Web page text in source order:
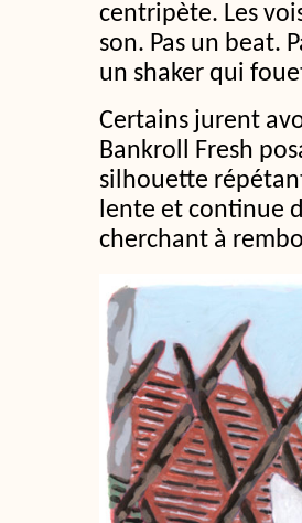
centripète. Les
son. Pas un beat.
un shaker qui
Certains jurent
Bankroll Fresh
silhouette
lente et continue
cherchant à